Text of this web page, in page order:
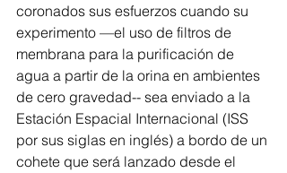
coronados sus esfuerzos cuando su
experimento —el uso de filtros de
membrana para la purificación de
agua a partir de la orina en ambientes
de cero gravedad-- sea enviado a la
Estación Espacial Internacional (ISS
por sus siglas en inglés) a bordo de un
cohete que será lanzado desde el